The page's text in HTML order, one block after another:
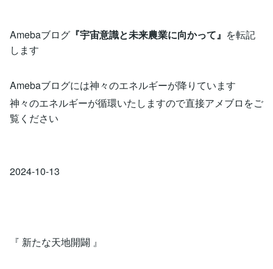
Amebaブログ 『宇宙意識と未来農業に向かって』 を転記
します
Amebaブログには神々のエネルギーが降りています
神々のエネルギーが循環いたしますので直接アメブロをご
覧ください
2024-10-13
『 新たな天地開闢 』